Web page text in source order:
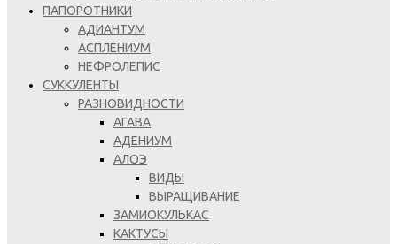
ПАПОРОТНИКИ
АДИАНТУМ
АСПЛЕНИУМ
НЕФРОЛЕПИС
СУККУЛЕНТЫ
РАЗНОВИДНОСТИ
АГАВА
АДЕНИУМ
АЛОЭ
ВИДЫ
ВЫРАЩИВАНИЕ
ЗАМИОКУЛЬКАС
КАКТУСЫ